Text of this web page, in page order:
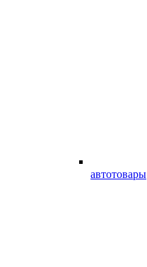
автотовары